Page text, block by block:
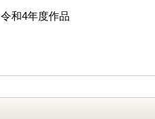
令和4年度作品